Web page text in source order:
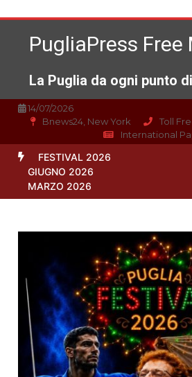
al
contenutoPugliaPress Free
La Puglia da ogni punto
14/07/2026
Bnews24, New York
Toll
International
FESTIVAL 2026
GIUGNO 2026
MARZO 2026